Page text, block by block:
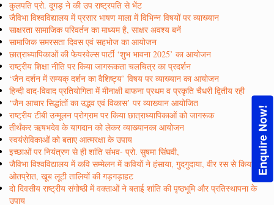
Enquire Now!
कुलपति प्रो. दूगड़ ने की उप राष्ट्रपति से भेंट
जैविभा विश्वविद्यालय में प्रसार भाषण माला में विभिन्न विषयों पर व्याख्यान
साक्षरता सामाजिक परिवर्तन का माध्यम है, साक्षर अवश्य बनें
सामाजिक समरसता दिवस एवं सहभोज का आयोजन
छात्राध्यापिकाओं की फेयरवेल्स पार्टी ‘शुभ भावना 2025’ का आयोजन
राष्ट्रीय शिक्षा नीति पर किया जागरूकता चलचित्र का प्रदर्शन
‘जैन दर्शन में सम्यक् दर्शन का वैशिष्ट्य’ विषय पर व्याख्यान का आयोजन
हिन्दी वाद-विवाद प्रतियोगिता में मीनाक्षी बाफना प्रथम व प्रकृति चैधरी द्वितीय रही
‘जैन आचार सिद्धांतों का उद्भव एवं विकास’ पर व्याख्यान आयोजित
राष्ट्रीय टीबी उन्मूलन प्रोग्राम पर किया छात्राध्यापिकाओं को जागरूक
तीर्थंकर ऋषभदेव के यागदान को लेकर व्याख्यानका आयोजन
स्वयंसेविकाओं को बताए आत्मरक्षा के उपाय
इच्छाओं पर नियंत्रण से ही शांति संभव- प्रो. सुषमा सिंघवी,
जैविभा विश्वविद्यालय में कवि सम्मेलन में कवियों ने हंसाया, गुदगुदाया, वीर रस से किया
ओतप्रेात, खूब लूटी तालियों की गड़गड़ाहट
दो दिवसीय राष्ट्रीय संगोष्ठी में वक्ताओं ने बताई शांति की पृष्ठभूमि और प्रतिस्थापना के
उपाय